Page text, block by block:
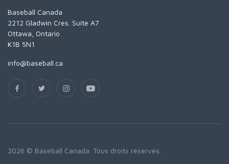
Baseball Canada
2212 Gladwin Cres. Suite A7
Ottawa, Ontario
K1B 5N1
info@baseball.ca
2026 © Baseball Canada. Tous droits réservés.